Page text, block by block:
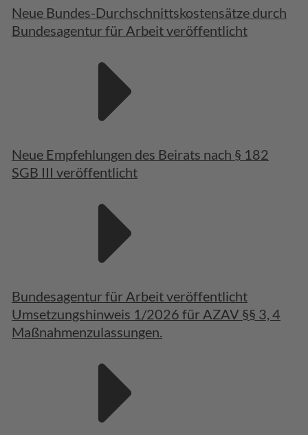
Neue Bundes-Durchschnittskostensätze durch
Bundesagentur für Arbeit veröffentlicht
Neue Empfehlungen des Beirats nach § 182
SGB III veröffentlicht
Bundesagentur für Arbeit veröffentlicht
Umsetzungshinweis 1/2026 für AZAV §§ 3, 4
Maßnahmenzulassungen.